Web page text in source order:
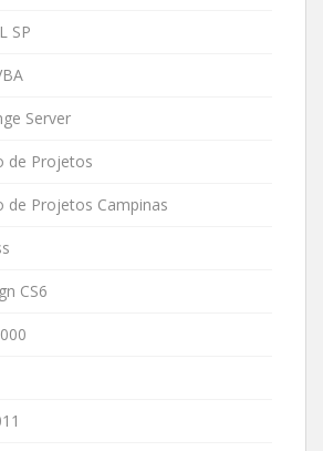
SP
Server
de Projetos
de Projetos Campinas
CS6